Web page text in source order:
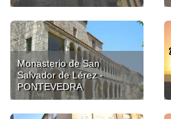
Monasterio de San
Salvador de Lérez -
PONTEVEDRA